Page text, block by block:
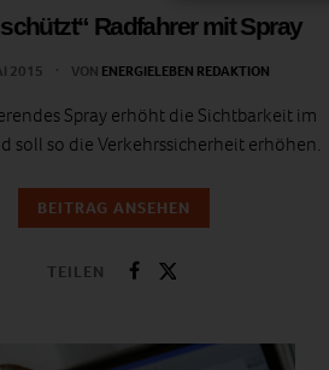
Radfahrer mit Spray
2015 VON ENERGIELEBEN REDAKTION
Spray erhöht die Sichtbarkeit im
soll so die Verkehrssicherheit erhöhen.
BEITRAG ANSEHEN
TEILEN